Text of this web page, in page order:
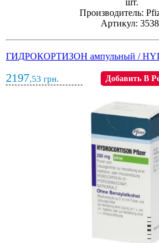
Производитель:
Артикул:
ГИДРОКОРТИЗОН ампульный /
2197,53 грн. Добавить В